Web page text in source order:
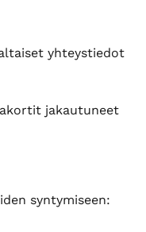
yhteystiedot
jakautuneet
syntymiseen: